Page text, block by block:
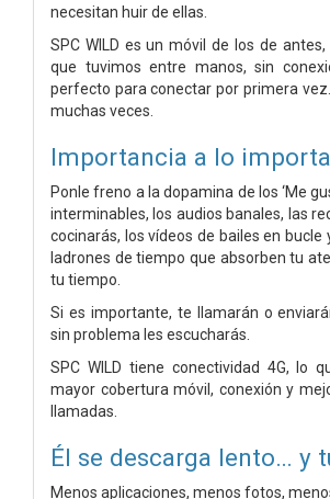
necesitan huir de ellas.
SPC WILD es un móvil de los de
que tuvimos entre manos, sin
perfecto para conectar por primera
muchas veces.
Importancia a lo
Ponle freno a la dopamina de los ‘Me
interminables, los audios banales, las
cocinarás, los vídeos de bailes en bucle
ladrones de tiempo que absorben tu
tu tiempo.
Si es importante, te llamarán o
sin problema les escucharás.
SPC WILD tiene conectividad 4G, lo
mayor cobertura móvil, conexión y
llamadas.
Él se descarga lento… y
Menos aplicaciones, menos fotos,